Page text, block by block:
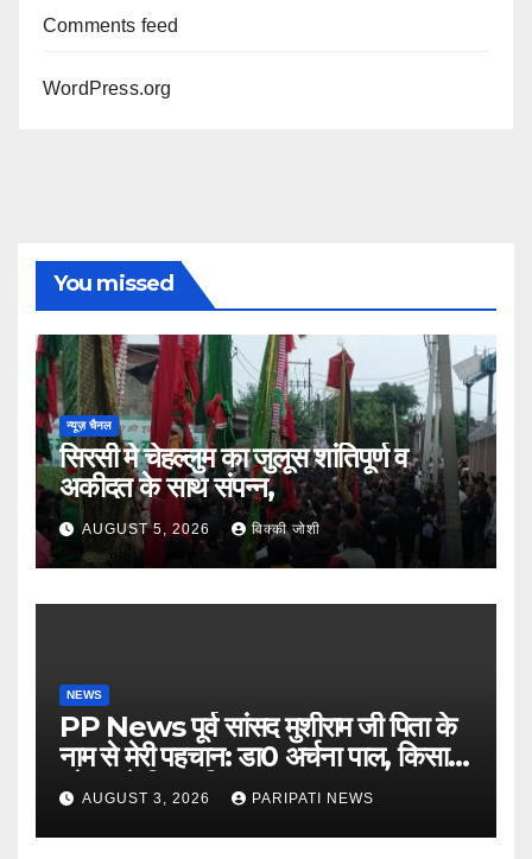
Comments feed
WordPress.org
You missed
न्यूज़ चैनल
सिरसी मे चेहल्लुम का जुलूस शांतिपूर्ण व
अकीदत के साथ संपन्न,
AUGUST 5, 2026 विक्की जोशी
NEWS
PP News पूर्व सांसद मुशीराम जी पिता के
नाम से मेरी पहचान: डा0 अर्चना पाल, किसान
चौपाल में दिया परिचय
AUGUST 3, 2026 PARIPATI NEWS